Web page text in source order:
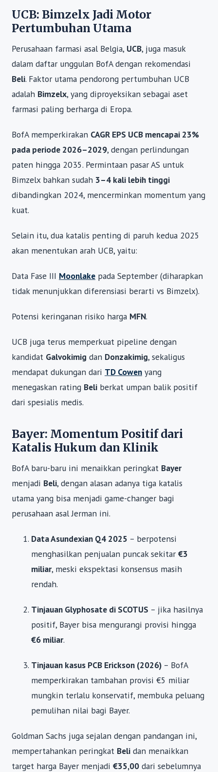
UCB: Bimzelx Jadi Motor
Pertumbuhan Utama
Perusahaan farmasi asal Belgia, UCB, juga masuk
dalam daftar unggulan BofA dengan rekomendasi
Beli. Faktor utama pendorong pertumbuhan UCB
adalah Bimzelx, yang diproyeksikan sebagai aset
farmasi paling berharga di Eropa.
BofA memperkirakan CAGR EPS UCB mencapai 23%
pada periode 2026–2029, dengan perlindungan
paten hingga 2035. Permintaan pasar AS untuk
Bimzelx bahkan sudah 3–4 kali lebih tinggi
dibandingkan 2024, mencerminkan momentum yang
kuat.
Selain itu, dua katalis penting di paruh kedua 2025
akan menentukan arah UCB, yaitu:
Data Fase III Moonlake pada September (diharapkan
tidak menunjukkan diferensiasi berarti vs Bimzelx).
Potensi keringanan risiko harga MFN.
UCB juga terus memperkuat pipeline dengan
kandidat Galvokimig dan Donzakimig, sekaligus
mendapat dukungan dari TD Cowen yang
menegaskan rating Beli berkat umpan balik positif
dari spesialis medis.
Bayer: Momentum Positif dari
Katalis Hukum dan Klinik
BofA baru-baru ini menaikkan peringkat Bayer
menjadi Beli, dengan alasan adanya tiga katalis
utama yang bisa menjadi game-changer bagi
perusahaan asal Jerman ini.
Data Asundexian Q4 2025 – berpotensi
menghasilkan penjualan puncak sekitar €3
miliar, meski ekspektasi konsensus masih
rendah.
Tinjauan Glyphosate di SCOTUS – jika hasilnya
positif, Bayer bisa mengurangi provisi hingga
€6 miliar.
Tinjauan kasus PCB Erickson (2026) – BofA
memperkirakan tambahan provisi €5 miliar
mungkin terlalu konservatif, membuka peluang
pemulihan nilai bagi Bayer.
Goldman Sachs juga sejalan dengan pandangan ini,
mempertahankan peringkat Beli dan menaikkan
target harga Bayer menjadi €35,00 dari sebelumnya